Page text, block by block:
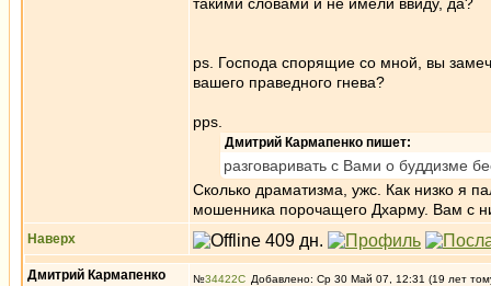
ps. Господа спорящие со мной, вы
вашего праведного гнева?
pps.
Дмитрий Кармапенко пишет:
разговаривать с Вами о буддизме
Сколько драматизма, ужс. Как низко я
мошенника порочащего Дхарму. Вам с
Наверх
Дмитрий Кармапенко №34422 Добавлено: Ср 30 Май 07, 12:31 (19 лет